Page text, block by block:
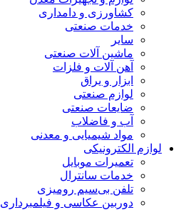
کشاورزی و دامداری
خدمات صنعتی
سایر
ماشین آلات صنعتی
آهن آلات و فلزات
ابزار و یراق
لوازم صنعتی
ضایعات صنعتی
آب و فاضلاب
مواد شیمیایی و معدنی
لوازم الکترونیکی
تعمیرات موبایل
خدمات سانترال
تلفن بی‌سیم رومیزی
دوربین عکاسی و فیلمبرداری